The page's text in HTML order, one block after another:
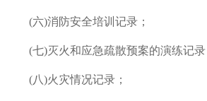
(六)消防安全培训记录；
(七)灭火和应急疏散预案的演练记录
(八)火灾情况记录；